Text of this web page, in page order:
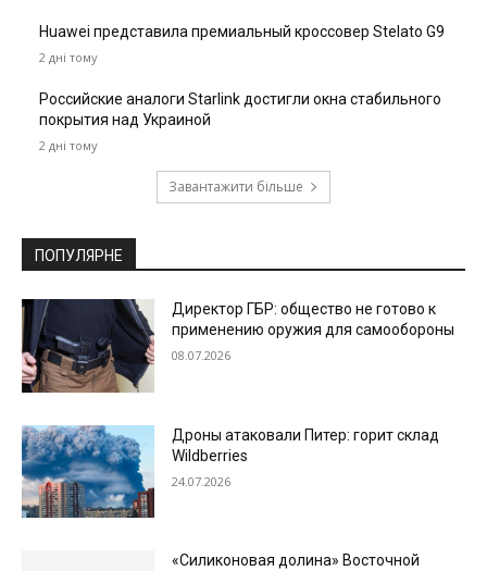
Huawei представила премиальный кроссовер Stelato G9
2 дні тому
Российские аналоги Starlink достигли окна стабильного
покрытия над Украиной
2 дні тому
Завантажити більше
ПОПУЛЯРНЕ
Директор ГБР: общество не готово к
применению оружия для самообороны
08.07.2026
Дроны атаковали Питер: горит склад
Wildberries
24.07.2026
«Силиконовая долина» Восточной